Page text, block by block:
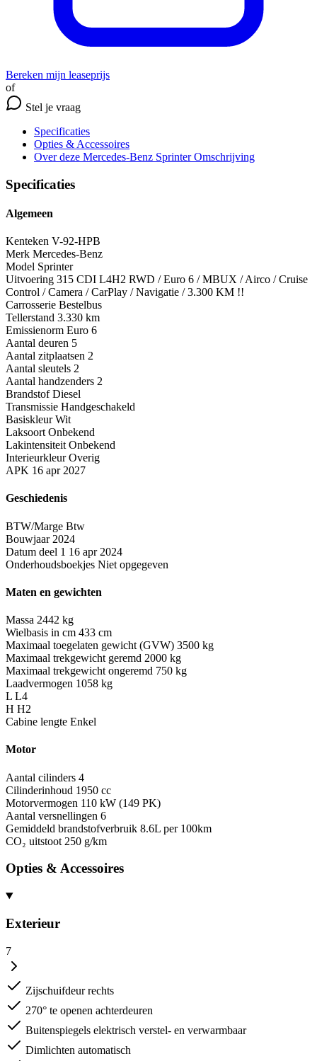
Bereken mijn leaseprijs
of
Stel je vraag
Specificaties
Opties & Accessoires
Over deze Mercedes-Benz Sprinter Omschrijving
Specificaties
Algemeen
Kenteken V-92-HPB
Merk Mercedes-Benz
Model Sprinter
Uitvoering 315 CDI L4H2 RWD / Euro 6 / MBUX / Airco / Cruise
Control / Camera / CarPlay / Navigatie / 3.300 KM !!
Carrosserie Bestelbus
Tellerstand 3.330 km
Emissienorm Euro 6
Aantal deuren 5
Aantal zitplaatsen 2
Aantal sleutels 2
Aantal handzenders 2
Brandstof Diesel
Transmissie Handgeschakeld
Basiskleur Wit
Laksoort Onbekend
Lakintensiteit Onbekend
Interieurkleur Overig
APK 16 apr 2027
Geschiedenis
BTW/Marge Btw
Bouwjaar 2024
Datum deel 1 16 apr 2024
Onderhoudsboekjes Niet opgegeven
Maten en gewichten
Massa 2442 kg
Wielbasis in cm 433 cm
Maximaal toegelaten gewicht (GVW) 3500 kg
Maximaal trekgewicht geremd 2000 kg
Maximaal trekgewicht ongeremd 750 kg
Laadvermogen 1058 kg
L L4
H H2
Cabine lengte Enkel
Motor
Aantal cilinders 4
Cilinderinhoud 1950 cc
Motorvermogen 110 kW (149 PK)
Aantal versnellingen 6
Gemiddeld brandstofverbruik 8.6L per 100km
CO₂ uitstoot 250 g/km
Opties & Accessoires
Exterieur
7
Zijschuifdeur rechts
270° te openen achterdeuren
Buitenspiegels elektrisch verstel- en verwarmbaar
Dimlichten automatisch